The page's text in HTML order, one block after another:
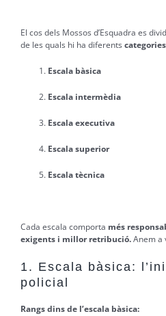
El cos dels Mossos d’Esquadra es
de les quals hi ha diferents
Escala bàsica
Escala intermèdia
Escala executiva
Escala superior
Escala tècnica
Cada escala comporta més
exigents i millor retribució.Anem a
1. Escala bàsica:
policial
Rangs dins de l’escala bàsica: